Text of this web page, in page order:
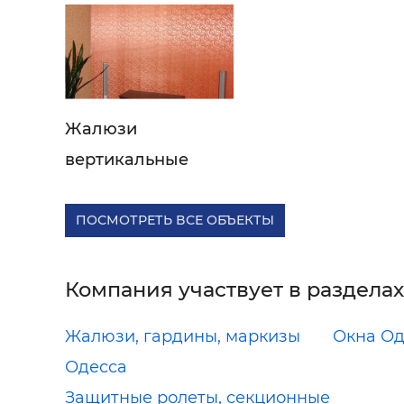
Жалюзи
вертикальные
ПОСМОТРЕТЬ ВСЕ ОБЪЕКТЫ
Компания участвует в разделах
Жалюзи, гардины, маркизы
Одесса
Окна
Защитные ролеты, секционные